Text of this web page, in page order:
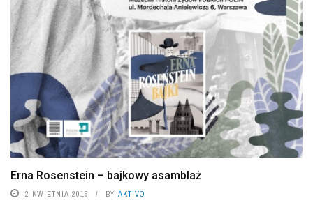
Erna Rosenstein – bajkowy asamblaż
2 KWIETNIA 2015 BY AKTIVO